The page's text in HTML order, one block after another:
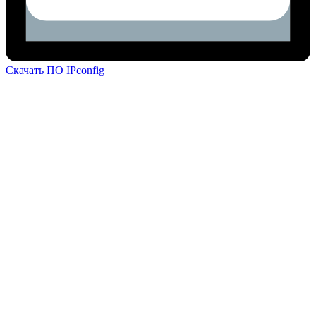
Скачать ПО IPconfig